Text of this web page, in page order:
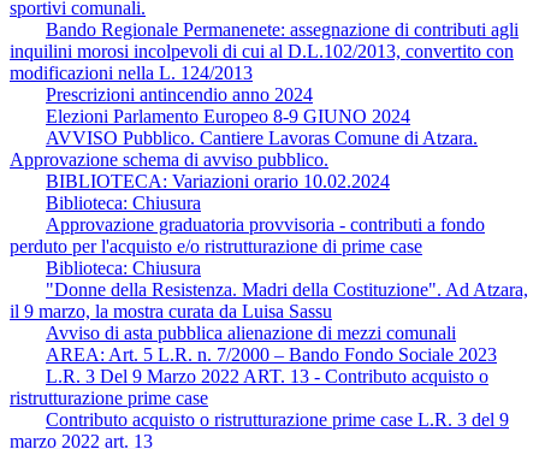
sportivi comunali.
Bando Regionale Permanenete: assegnazione di contributi agli
inquilini morosi incolpevoli di cui al D.L.102/2013, convertito con
modificazioni nella L. 124/2013
Prescrizioni antincendio anno 2024
Elezioni Parlamento Europeo 8-9 GIUNO 2024
AVVISO Pubblico. Cantiere Lavoras Comune di Atzara.
Approvazione schema di avviso pubblico.
BIBLIOTECA: Variazioni orario 10.02.2024
Biblioteca: Chiusura
Approvazione graduatoria provvisoria - contributi a fondo
perduto per l'acquisto e/o ristrutturazione di prime case
Biblioteca: Chiusura
"Donne della Resistenza. Madri della Costituzione". Ad Atzara,
il 9 marzo, la mostra curata da Luisa Sassu
Avviso di asta pubblica alienazione di mezzi comunali
AREA: Art. 5 L.R. n. 7/2000 – Bando Fondo Sociale 2023
L.R. 3 Del 9 Marzo 2022 ART. 13 - Contributo acquisto o
ristrutturazione prime case
Contributo acquisto o ristrutturazione prime case L.R. 3 del 9
marzo 2022 art. 13